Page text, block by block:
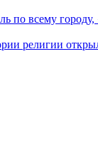
по всему
религии